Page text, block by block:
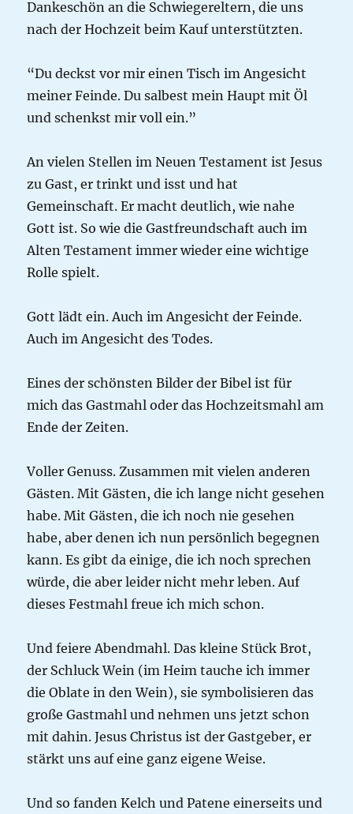
Dankeschön an die Schwiegereltern, die uns
nach der Hochzeit beim Kauf unterstützten.
“Du deckst vor mir einen Tisch im Angesicht
meiner Feinde. Du salbest mein Haupt mit Öl
und schenkst mir voll ein.”
An vielen Stellen im Neuen Testament ist Jesus
zu Gast, er trinkt und isst und hat
Gemeinschaft. Er macht deutlich, wie nahe
Gott ist. So wie die Gastfreundschaft auch im
Alten Testament immer wieder eine wichtige
Rolle spielt.
Gott lädt ein. Auch im Angesicht der Feinde.
Auch im Angesicht des Todes.
Eines der schönsten Bilder der Bibel ist für
mich das Gastmahl oder das Hochzeitsmahl am
Ende der Zeiten.
Voller Genuss. Zusammen mit vielen anderen
Gästen. Mit Gästen, die ich lange nicht gesehen
habe. Mit Gästen, die ich noch nie gesehen
habe, aber denen ich nun persönlich begegnen
kann. Es gibt da einige, die ich noch sprechen
würde, die aber leider nicht mehr leben. Auf
dieses Festmahl freue ich mich schon.
Und feiere Abendmahl. Das kleine Stück Brot,
der Schluck Wein (im Heim tauche ich immer
die Oblate in den Wein), sie symbolisieren das
große Gastmahl und nehmen uns jetzt schon
mit dahin. Jesus Christus ist der Gastgeber, er
stärkt uns auf eine ganz eigene Weise.
Und so fanden Kelch und Patene einerseits und